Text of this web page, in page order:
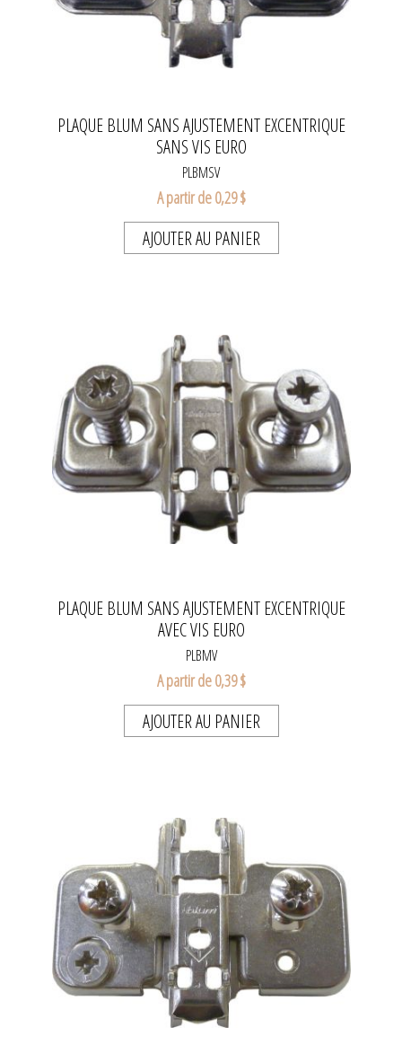
PLAQUE BLUM SANS AJUSTEMENT EXCENTRIQUE
SANS VIS EURO
PLBMSV
A partir de 0,29 $
AJOUTER AU PANIER
PLAQUE BLUM SANS AJUSTEMENT EXCENTRIQUE
AVEC VIS EURO
PLBMV
A partir de 0,39 $
AJOUTER AU PANIER